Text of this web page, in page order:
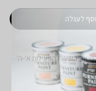
גריז מאושר לעבודה עם משטחי
עם משטחי מזון
לעגלה
בשעות הפעילות א'-ה'